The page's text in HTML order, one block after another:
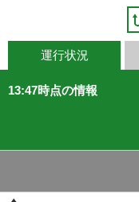
運行状況
13:47時点の情報